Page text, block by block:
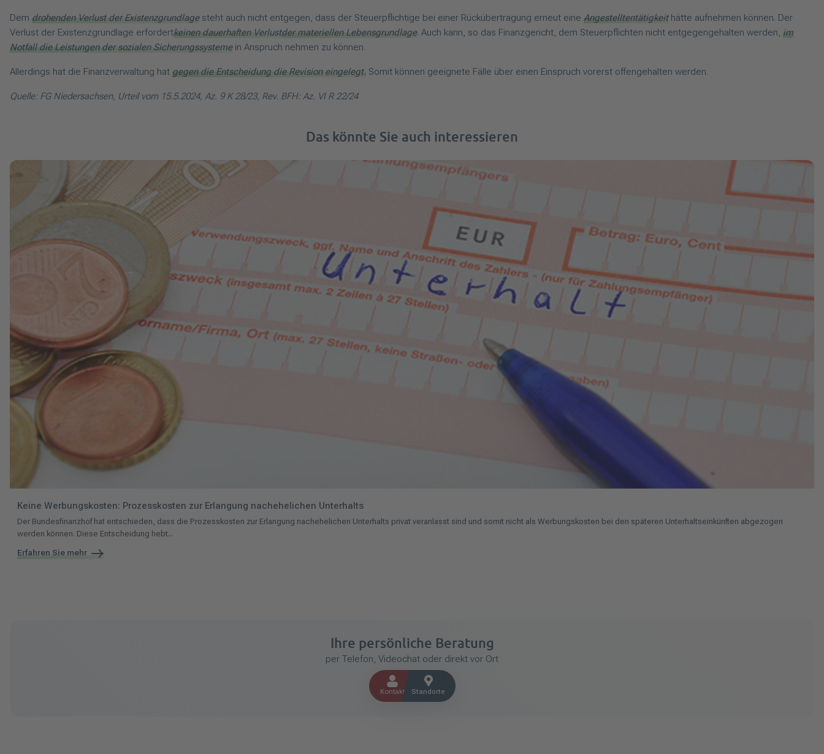
Dem drohenden Verlust der Existenzgrundlagesteht auch nicht entgegen, dass der Steuerpflichtige bei einer Rückübertragung erneut eine Angestelltentätigkeithätte aufnehmen können. Der
Verlust der Existenzgrundlage erfordertkeinen dauerhaften Verlustder materiellen Lebensgrundlage. Auch kann, so das Finanzgericht, dem Steuerpflichten nicht entgegengehalten werden, im
Notfall die Leistungen der sozialen Sicherungssystemein Anspruch nehmen zu können.
Allerdings hat die Finanzverwaltung hat gegen die Entscheidung die Revision eingelegt. Somit können geeignete Fälle über einen Einspruch vorerst offengehalten werden.
Quelle: FG Niedersachsen, Urteil vom 15.5.2024, Az. 9 K 28/23, Rev. BFH: Az. VI R 22/24
Das könnte Sie auch interessieren
Keine Werbungskosten: Prozesskosten zur Erlangung nachehelichen Unterhalts
Der Bundesfinanzhof hat entschieden, dass die Prozesskosten zur Erlangung nachehelichen Unterhalts privat veranlasst sind und somit nicht als Werbungskosten bei den späteren Unterhaltseinkünften abgezogen
werden können. Diese Entscheidung hebt...
Erfahren Sie mehr
Ihre persönliche Beratung
per Telefon, Videochat oder direkt vor Ort
Kontakt Standorte